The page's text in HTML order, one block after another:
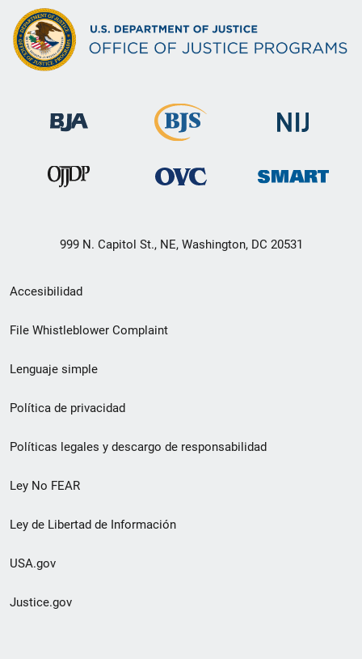
999 N. Capitol St., NE, Washington, DC 20531
Menú
de
de
pie
de
página
Accesibilidad
File Whistleblower Complaint
Lenguaje simple
Política de privacidad
Políticas legales y descargo de responsabilidad
Ley No FEAR
Ley de Libertad de Información
USA.gov
Justice.gov